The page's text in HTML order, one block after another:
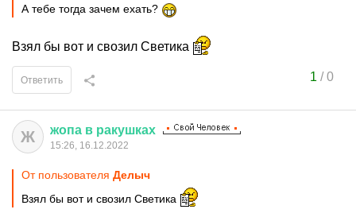
А тебе тогда зачем ехать?
Взял бы вот и свозил Светика
1 /0
Ответить
Ж жопа в ракушках
15:26, 16.12.2022
От пользователя Делыч
Взял бы вот и свозил Светика